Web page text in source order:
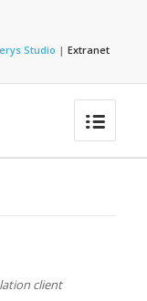
Studio |Extranet
client